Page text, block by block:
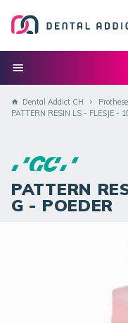
Dental Addict CH
PATTERN RESIN LS - FLESJE -
PATTERN
G - POEDER